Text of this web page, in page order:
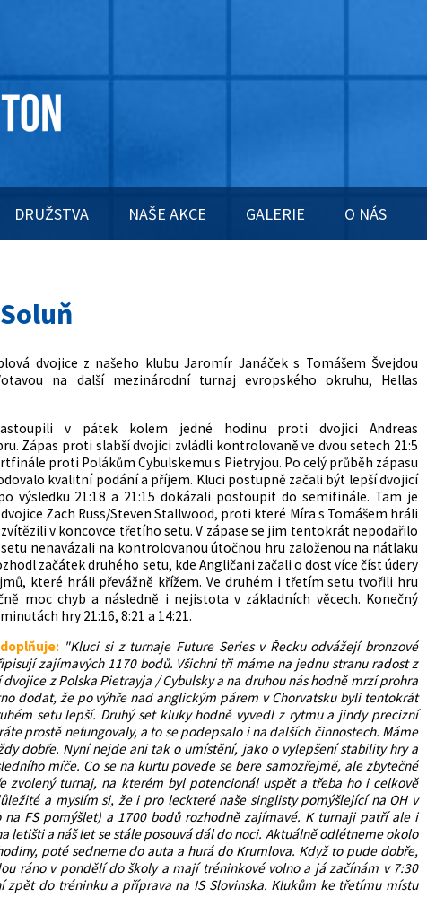
DRUŽSTVA NAŠE AKCE GALERIE O NÁS
dvojice z našeho klubu Jaromír Janáček s Tomášem Švejdou
na další mezinárodní turnaj evropského okruhu, Hellas
v pátek kolem jedné hodinu proti dvojici Andreas
Zápas proti slabší dvojici zvládli kontrolovaně ve dvou setech 21:5
proti Polákům Cybulskemu s Pietryjou. Po celý průběh zápasu
kvalitní podání a příjem. Kluci postupně začali být lepší dvojicí
výsledku 21:18 a 21:15 dokázali postoupit do semifinále. Tam je
Zach Russ/Steven Stallwood, proti které Míra s Tomášem hráli
zvítězili v koncovce třetího setu. V zápase se jim tentokrát nepodařilo
nenavázali na kontrolovanou útočnou hru založenou na nátlaku
začátek druhého setu, kde Angličani začali o dost více číst údery
které hráli převážně křížem. Ve druhém i třetím setu tvořili hru
moc chyb a následně i nejistota v základních věcech. Konečný
hry 21:16, 8:21 a 14:21.
"Kluci si z turnaje Future Series v Řecku odvážejí bronzové
zajímavých 1170 bodů. Všichni tři máme na jednu stranu radost z
z Polska Pietrayja / Cybulsky a na druhou nás hodně mrzí prohra
dodat, že po výhře nad anglickým párem v Chorvatsku byli tentokrát
setu lepší. Druhý set kluky hodně vyvedl z rytmu a jindy precizní
prostě nefungovaly, a to se podepsalo i na dalších činnostech. Máme
dobře. Nyní nejde ani tak o umístění, jako o vylepšení stability hry a
míče. Co se na kurtu povede se bere samozřejmě, ale zbytečné
zvolený turnaj, na kterém byl potencionál uspět a třeba ho i celkově
a myslím si, že i pro leckteré naše singlisty pomýšlející na OH v
FS pomýšlet) a 1700 bodů rozhodně zajímavé. K turnaji patří ale i
letišti a náš let se stále posouvá dál do noci. Aktuálně odlétneme okolo
poté sedneme do auta a hurá do Krumlova. Když to pude dobře,
ráno v pondělí do školy a mají tréninkové volno a já začínám v 7:30
zpět do tréninku a příprava na IS Slovinska. Klukům ke třetímu místu